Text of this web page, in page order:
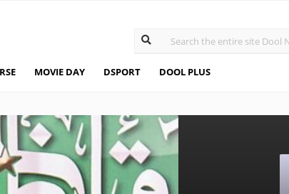
MOVIE DAY DSPORT DOOL PLUS